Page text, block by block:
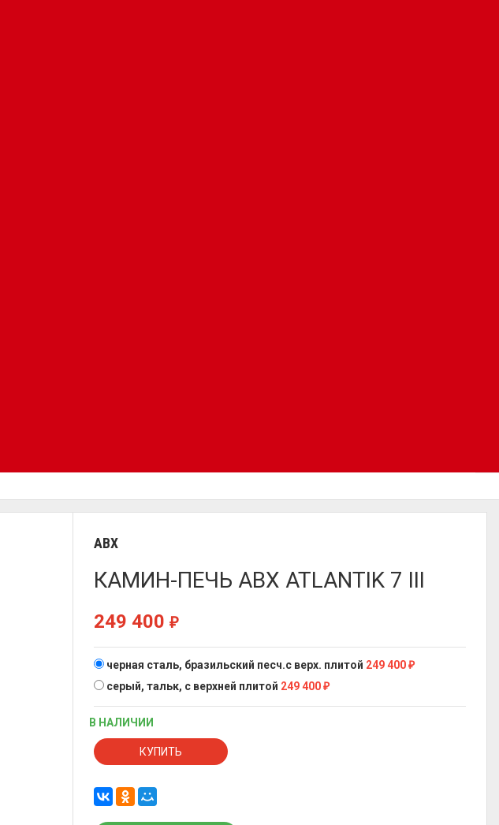
ABX
КАМИН-ПЕЧЬ ABX ATLANTIK 7 III
249 400₽
черная сталь, бразильский песч.с верх. плитой 249 400₽
серый, тальк, с верхней плитой 249 400₽
В НАЛИЧИИ
КУПИТЬ